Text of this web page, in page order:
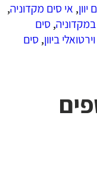
, אי סים מקדוניה,
,סים
ביוון,סים